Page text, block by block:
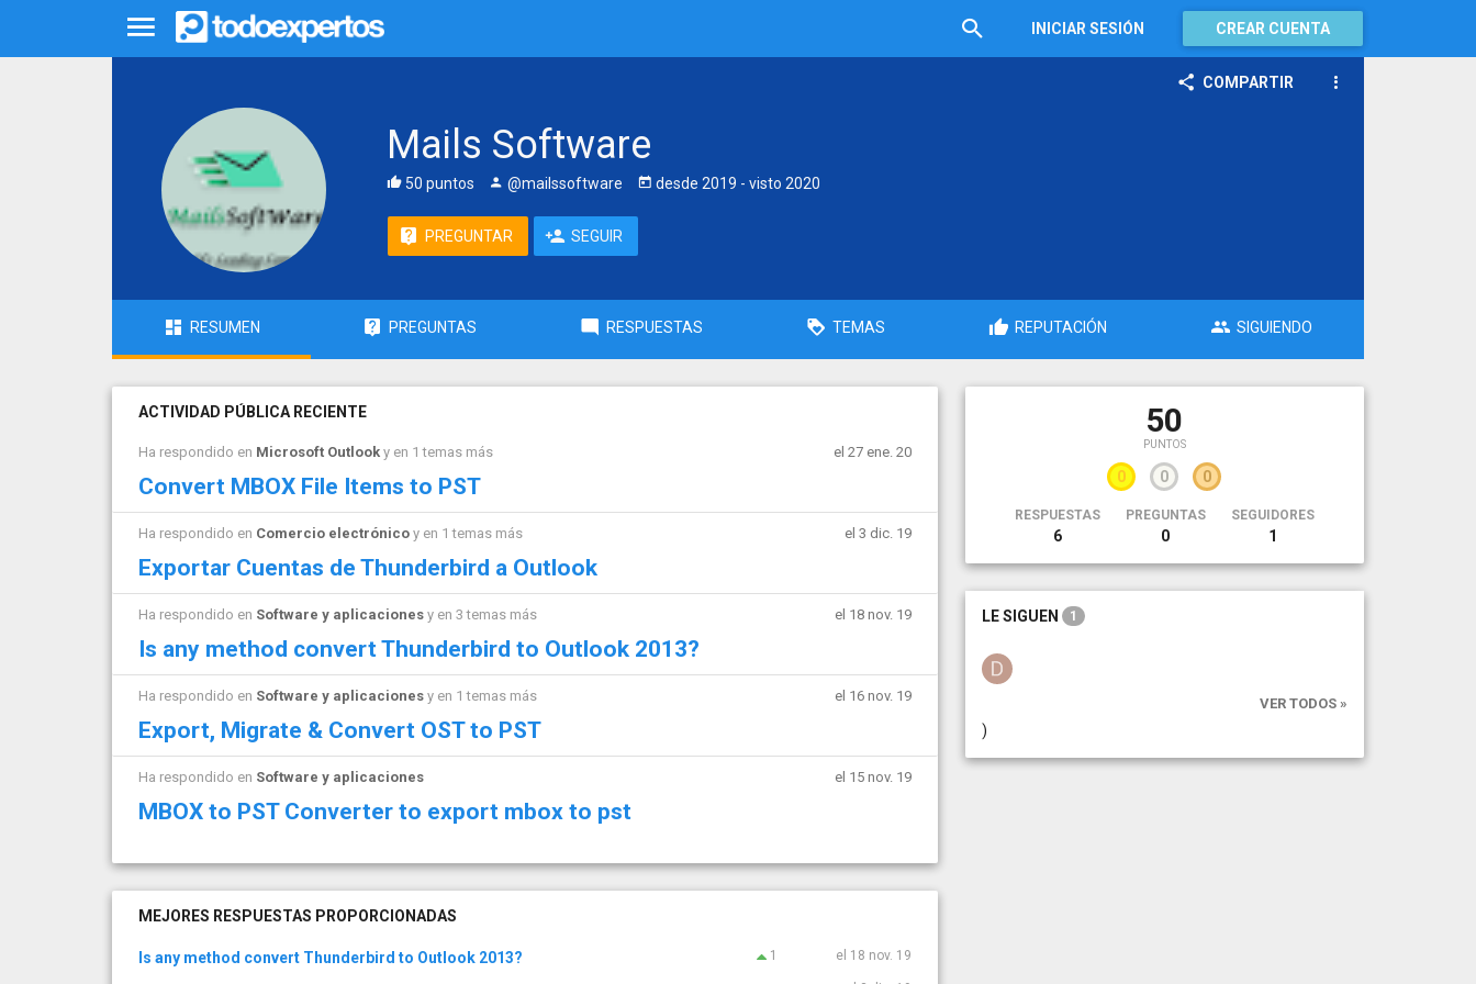
INICIAR SESIÓN CREAR CUENTA
COMPARTIR
Mails Software
50 puntos @mailssoftware desde 2019 - visto 2020
PREGUNTAR SEGUIR
RESUMEN PREGUNTAS RESPUESTAS TEMAS REPUTACIÓN SIGUIENDO
ACTIVIDAD PÚBLICA RECIENTE
Ha respondido en Microsoft Outlook y en 1 temas más el 27 ene. 20
Convert MBOX File Items to PST
Ha respondido en Comercio electrónico y en 1 temas más el 3 dic. 19
Exportar Cuentas de Thunderbird a Outlook
Ha respondido en Software y aplicaciones y en 3 temas más el 18 nov. 19
Is any method convert Thunderbird to Outlook 2013?
Ha respondido en Software y aplicaciones y en 1 temas más el 16 nov. 19
Export, Migrate & Convert OST to PST
Ha respondido en Software y aplicaciones el 15 nov. 19
MBOX to PST Converter to export mbox to pst
MEJORES RESPUESTAS PROPORCIONADAS
Is any method convert Thunderbird to Outlook 2013? 1 el 18 nov. 19
50
PUNTOS
0 0 0
RESPUESTAS
6
PREGUNTAS
0
SEGUIDORES
1
LE SIGUEN 1
VER TODOS »
)